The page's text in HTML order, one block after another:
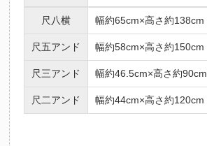
尺八横 幅約65cm×高さ約138cm
尺五アンド 幅約58cm×高さ約150cm
尺三アンド 幅約46.5cm×高さ約90cm
尺二アンド 幅約44cm×高さ約120cm